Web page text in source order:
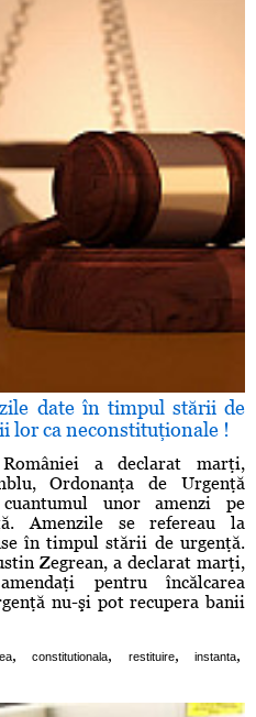
date în timpul stării de
lor ca neconstituţionale !
a declarat marţi,
Ordonanţa de Urgenţă
unor amenzi pe
Amenzile se refereau la
în timpul stării de urgenţă.
Zegrean, a declarat marţi,
pentru încălcarea
nu-şi pot recupera banii
, constitutionala, restituire, instanta,